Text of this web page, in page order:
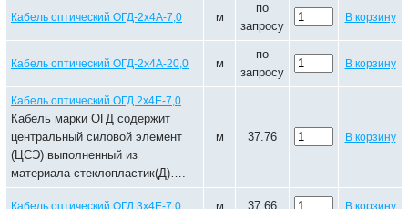
Кабель оптический ОГД-2х4А-7,0 м
по
запросу
В корзину
Кабель оптический ОГД-2х4А-20,0 м
по
запросу
В корзину
Кабель оптический ОГД 2х4Е-7,0
Кабель марки ОГД содержит
центральный силовой элемент
(ЦСЭ) выполненный из
материала стеклопластик(Д)….
м 37.76 В корзину
Кабель оптический ОГД 3х4Е-7,0 м 37.66 В корзину